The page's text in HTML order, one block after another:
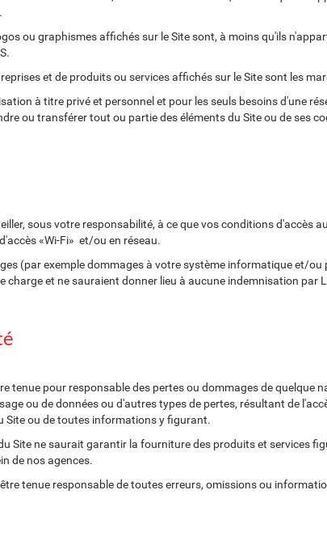
ou graphismes affichés sur le Site sont, à moins qu'ils
et de produits ou services affichés sur le Site sont les
à titre privé et personnel et pour les seuls besoins d'une
ou transférer tout ou partie des éléments du Site ou de ses
sous votre responsabilité, à ce que vos conditions d'accès
«Wi-Fi» et/ou en réseau.
(par exemple dommages à votre système informatique et/
charge et ne sauraient donner lieu à aucune indemnisation par
tenue pour responsable des pertes ou dommages de quelque
ou de données ou d'autres types de pertes, résultant de
Site ou de toutes informations y figurant.
Site ne saurait garantir la fourniture des produits et services
de nos agences.
tenue responsable de toutes erreurs, omissions ou